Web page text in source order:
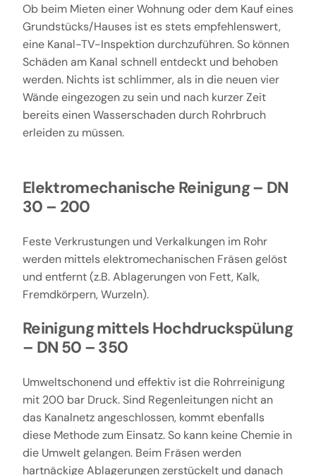
Ob beim Mieten einer Wohnung oder dem Kauf eines
Grundstücks/Hauses ist es stets empfehlenswert,
eine Kanal-TV-Inspektion durchzuführen. So können
Schäden am Kanal schnell entdeckt und behoben
werden. Nichts ist schlimmer, als in die neuen vier
Wände eingezogen zu sein und nach kurzer Zeit
bereits einen Wasserschaden durch Rohrbruch
erleiden zu müssen.
Elektromechanische Reinigung – DN
30 – 200
Feste Verkrustungen und Verkalkungen im Rohr
werden mittels elektromechanischen Fräsen gelöst
und entfernt (z.B. Ablagerungen von Fett, Kalk,
Fremdkörpern, Wurzeln).
Reinigung mittels Hochdruckspülung
– DN 50 – 350
Umweltschonend und effektiv ist die Rohrreinigung
mit 200 bar Druck. Sind Regenleitungen nicht an
das Kanalnetz angeschlossen, kommt ebenfalls
diese Methode zum Einsatz. So kann keine Chemie in
die Umwelt gelangen. Beim Fräsen werden
hartnäckige Ablagerungen zerstückelt und danach